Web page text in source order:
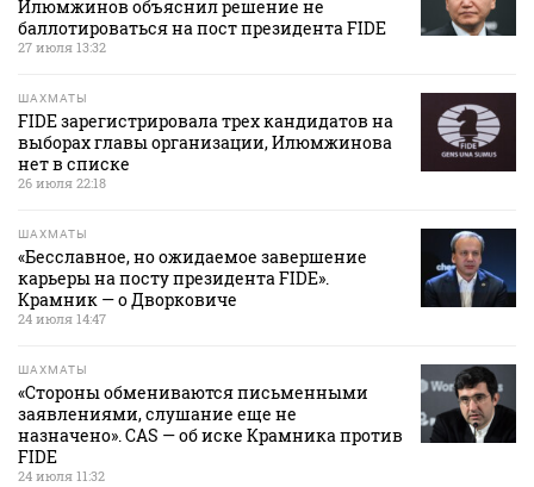
Илюмжинов объяснил решение не
баллотироваться на пост президента FIDE
27 июля 13:32
ШАХМАТЫ
FIDE зарегистрировала трех кандидатов на
выборах главы организации, Илюмжинова
нет в списке
26 июля 22:18
ШАХМАТЫ
«Бесславное, но ожидаемое завершение
карьеры на посту президента FIDE».
Крамник — о Дворковиче
24 июля 14:47
ШАХМАТЫ
«Стороны обмениваются письменными
заявлениями, слушание еще не
назначено». CAS — об иске Крамника против
FIDE
24 июля 11:32